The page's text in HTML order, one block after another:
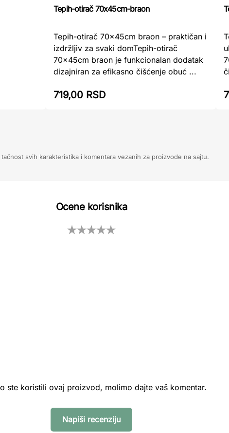
Tepih-otirač 70x45cm-braon
Tepih-otirač 70x45cm braon – praktičan i
izdržljiv za svaki domTepih-otirač
70x45cm braon je funkcionalan dodatak
dizajniran za efikasno čišćenje obuć ...
719,00 RSD
svih karakteristika i komentara vezanih za proizvode na sajtu.
Ocene korisnika
ste koristili ovaj proizvod, molimo dajte vaš komentar.
Napiši recenziju